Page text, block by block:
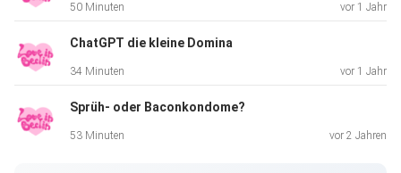
50 Minuten vor 1 Jahr
ChatGPT die kleine Domina
34 Minuten vor 1 Jahr
Sprüh- oder Baconkondome?
53 Minuten vor 2 Jahren